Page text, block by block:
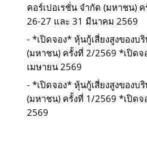
คอร์เปอเรชั่น จำกัด (มหาชน)
26-27 และ 31 มีนาคม 2569
*เปิดจอง* หุ้นกู้เสี่ยงสูงของบ
(มหาชน) ครั้งที่ 2/2569 *เปิด
เมษายน 2569
*เปิดจอง* หุ้นกู้เสี่ยงสูงของบ
(มหาชน) ครั้งที่ 1/2569 *เปิด
2569